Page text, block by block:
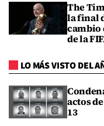
The
la final
cambio
de la
LO MÁS VISTO DEL
actos
13